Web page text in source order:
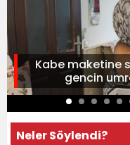
Kabe maketine
gencin
Neler Söylendi?